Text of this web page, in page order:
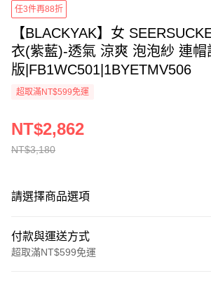
任3件再88折
【BLACKYAK】女
衣(紫藍)-透氣 涼爽 泡泡紗 連帽
版|FB1WC501|1BYETMV506
超取滿NT$599免運
NT$3,180
NT$2,862
請選擇商品選項
付款與運送方式
超取滿NT$599免運